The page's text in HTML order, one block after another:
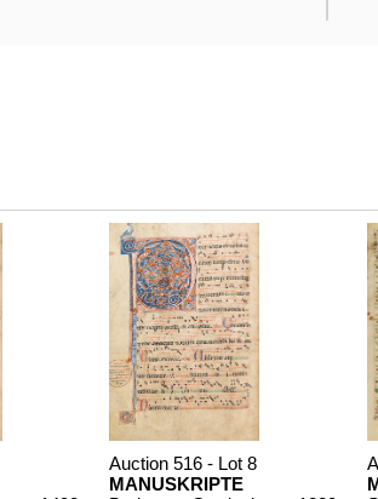
Auction 516 - Lot 8
MANUSKRIPTE